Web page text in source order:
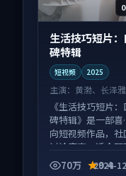
生活技巧短片：
碑特辑
短视频 2025
主演： 黄渤、长泽
等
《生活技巧短片：
碑特辑》是一部喜
向短视频作品，社
讨论度高，适合配
幕观看。
70万 9.4
2024-